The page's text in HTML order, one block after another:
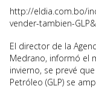
http://eldia.com.bo/
vender-tambien-
El director de la
Medrano, informó el
invierno, se prevé
Petróleo (GLP) se